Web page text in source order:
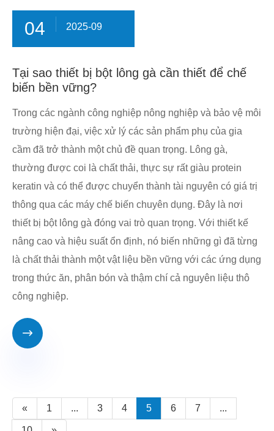
04 2025-09
Tại sao thiết bị bột lông gà cần thiết để chế
biến bền vững?
Trong các ngành công nghiệp nông nghiệp và bảo vệ môi
trường hiện đại, việc xử lý các sản phẩm phụ của gia
cầm đã trở thành một chủ đề quan trọng. Lông gà,
thường được coi là chất thải, thực sự rất giàu protein
keratin và có thể được chuyển thành tài nguyên có giá trị
thông qua các máy chế biến chuyên dụng. Đây là nơi
thiết bị bột lông gà đóng vai trò quan trọng. Với thiết kế
nâng cao và hiệu suất ổn định, nó biến những gì đã từng
là chất thải thành một vật liệu bền vững với các ứng dụng
trong thức ăn, phân bón và thậm chí cả nguyên liệu thô
công nghiệp.

« 1 ... 3 4 5 6 7 ...